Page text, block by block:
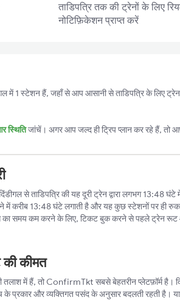
ताडिपत्रि तक की ट्रेनों के लिए
नोटिफ़िकेशन प्राप्त करें
में 1 स्टेशन हैं, जहाँ से आप आसानी से ताडिपत्रि के लिए
स्थितिजांचें। अगर आप जल्द ही ट्रिप प्लान कर रहे हैं, तो
से ताडिपत्रि की यह दूरी ट्रेन द्वारा लगभग 13:48 घंटे में
में करीब 13:48 घंटे लगाती है और यह कुछ स्टेशनों पर ही
का समय कम करने के लिए, टिकट बुक करने से पहले ट्रेन
की कीमत
तलाश में हैं, तो ConfirmTkt सबसे बेहतरीन प्लेटफ़ॉर्म है।
के प्रकार और व्यक्तिगत पसंद के अनुसार बदलती रहती है।